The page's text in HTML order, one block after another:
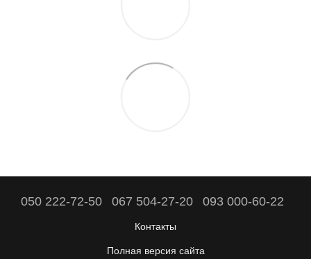
050 222-72-50 067 504-27-20 093 000-60-22
Контакты
Полная версия сайта